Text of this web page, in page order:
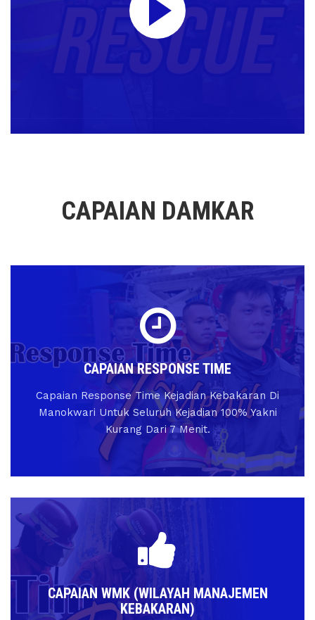
CAPAIAN DAMKAR
CAPAIAN RESPONSE TIME
Capaian Response Time Kejadian Kebakaran Di
Manokwari Untuk Seluruh Kejadian 100% Yakni
Kurang Dari 7 Menit.
CAPAIAN WMK (WILAYAH MANAJEMEN
KEBAKARAN)